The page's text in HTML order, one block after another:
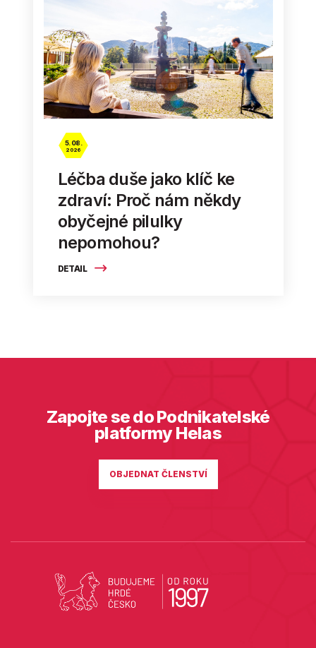
DETAIL
5. 08.
2026
Léčba duše jako klíč ke
zdraví: Proč nám někdy
obyčejné pilulky
nepomohou?
Zapojte se do Podnikatelské
platformy Helas
OBJEDNAT ČLENSTVÍ